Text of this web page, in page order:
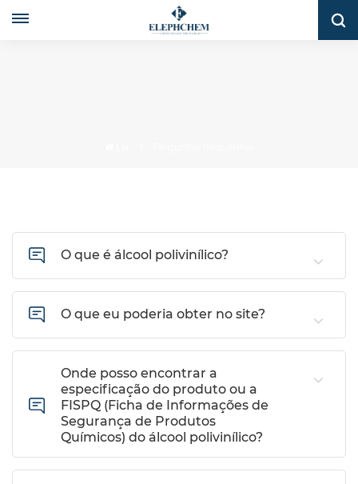
O que é álcool polivinílico?
O que eu poderia obter no site?
Onde posso encontrar a
especificação do produto ou a
FISPQ (Ficha de Informações de
Segurança de Produtos
Químicos) do álcool polivinílico?